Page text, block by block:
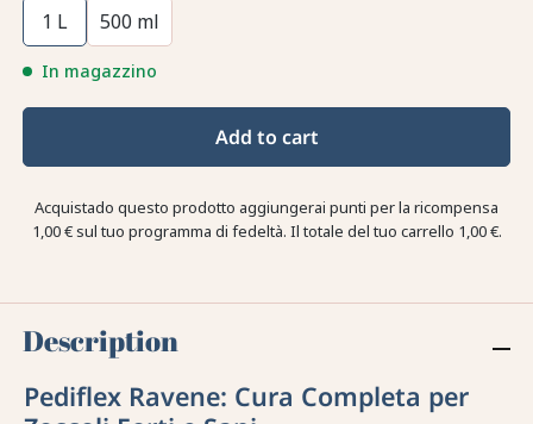
1 L 500 ml
In magazzino
Add to cart
Acquistado questo prodotto aggiungerai punti per la ricompensa
1,00 €sul tuo programma di fedeltà. Il totale del tuo carrello 1,00 €.
Description
Pediflex Ravene: Cura Completa per